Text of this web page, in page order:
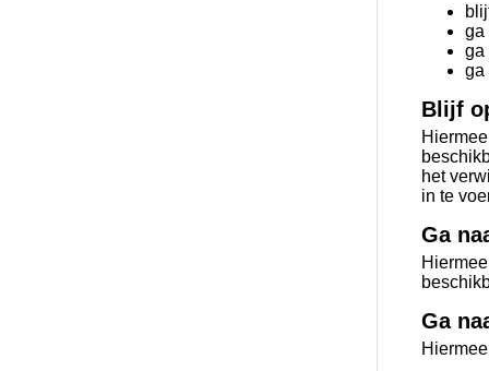
ga
ga
ga
Blijf
het
in te
Ga
Ga